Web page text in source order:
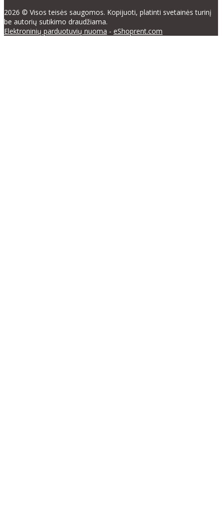
2026 © Visos teisės saugomos. Kopijuoti, platinti svetainės turinį
be autorių sutikimo draudžiama.
Elektroninių parduotuvių nuoma - eShoprent.com